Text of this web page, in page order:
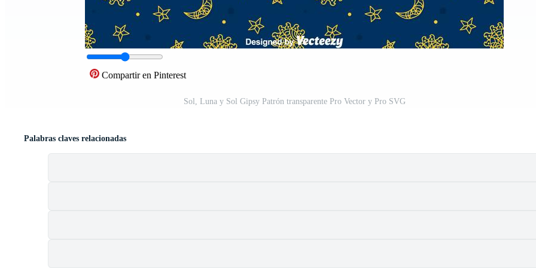
Compartir en Pinterest
Sol, Luna y Sol Gipsy Patrón transparente Pro Vector y Pro SVG
Palabras claves relacionadas